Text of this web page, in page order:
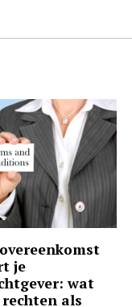
je
wat
als